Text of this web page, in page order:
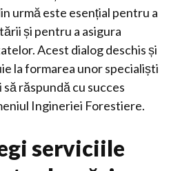
urmă este esențial pentru a
și pentru a asigura
Acest dialog deschis și
la formarea unor specialiști
răspundă cu succes
Ingineriei Forestiere.
serviciile